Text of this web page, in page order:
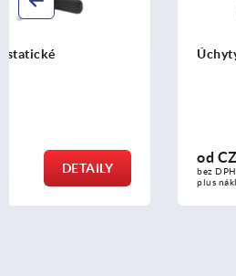
Úchyty tvaru T z termoplastu
od
bez DPH
plus náklady na dopravu